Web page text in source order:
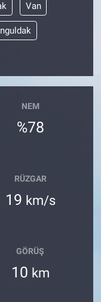
Van
NEM
%78
RÜZGAR
19 km/s
GÖRÜŞ
10 km